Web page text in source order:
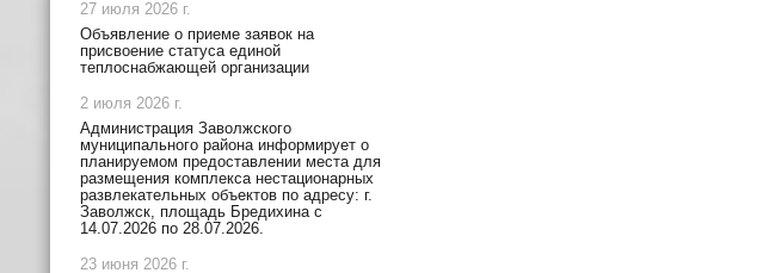
27 июля 2026 г.
Объявление о приеме заявок на
присвоение статуса единой
теплоснабжающей организации
2 июля 2026 г.
Администрация Заволжского
муниципального района информирует о
планируемом предоставлении места для
размещения комплекса нестационарных
развлекательных объектов по адресу: г.
Заволжск, площадь Бредихина с
14.07.2026 по 28.07.2026.
23 июня 2026 г.